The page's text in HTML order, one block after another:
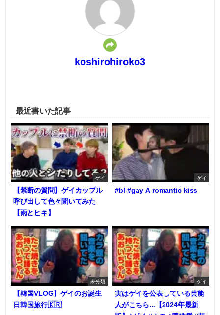
koshirohiroko3
最近書いた記事
ゲイ
【禁断の質問】ゲイカップル
呼び出して色々聞いてみた
【雨とヒキ】
ゲイ
#bl #gay A romantic kiss
未分類
【韓国VLOG】ゲイのお誕生
日韓国旅行🇰🇷
ゲイ
実はゲイを公表している芸能
人がこちら...【2024年最新